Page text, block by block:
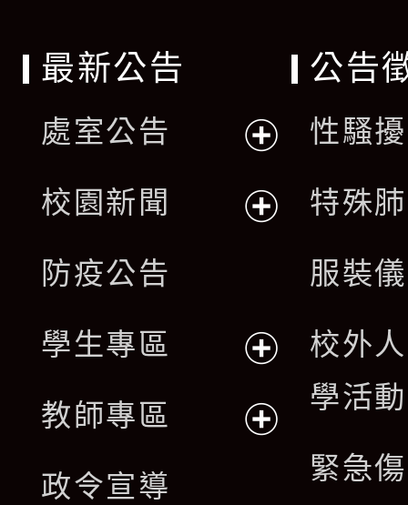
最新公告
處室公告
開
單
校園新聞
選
單
防疫公告
學生專區
開
教師專區
政令宣導
公告
性騷
特殊
服裝
校外
學活
緊急